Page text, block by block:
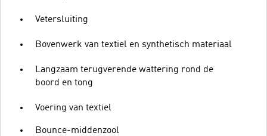
Vetersluiting
Bovenwerk van textiel en synthetisch materiaal
Langzaam terugverende wattering rond de
boord en tong
Voering van textiel
Bounce-middenzool